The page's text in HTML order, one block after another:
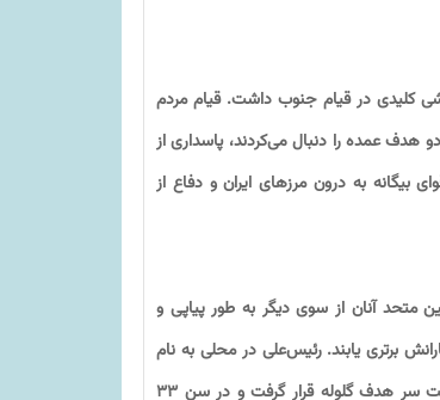
کلیدی در قیام جنوب داشت. قیام مردم
عمده را دنبال می‌کردند، پاسداری از
به درون مرزهای ایران و دفاع از
متحد آنان از سوی دیگر به طور پیاپی و
علی و یارانش برتری یابند. رئیس‌علی در محلی به نام
«تنگک صفر» هنگام شبیخون به قوای بریتانیا توسط فردی نفوذی و اجیر شده، از پشت سر هدف گلوله قرار گرفت و در سن ۳۳